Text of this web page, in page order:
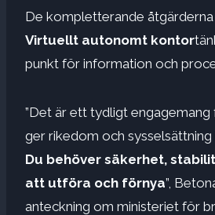
De kompletterande
Virtuellt autonomt kontor
punkt för information och
”Det är ett tydligt
ger rikedom och
Du behöver säkerhet,
att utföra och förnya”,
anteckning om ministeriet för